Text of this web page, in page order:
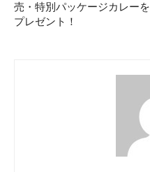
売・特別パッケージカレーを
プレゼント！